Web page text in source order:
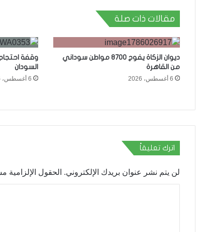
مقالات ذات صلة
ديوان الزكاة يفوج 8700 مواطن سوداني
من القاهرة
6 أغسطس، 2026
وقفة
السودان
6 أغسطس، 2026
اترك تعليقاً
لن يتم نشر عنوان بريدك الإلكتروني. الحقول الإلزامية